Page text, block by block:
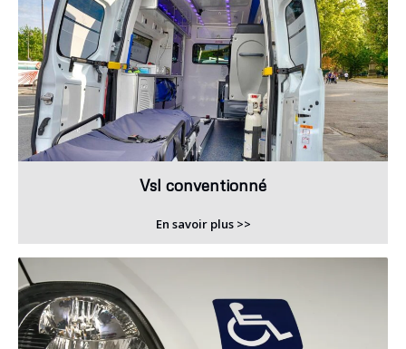
Vsl conventionné
En savoir plus >>